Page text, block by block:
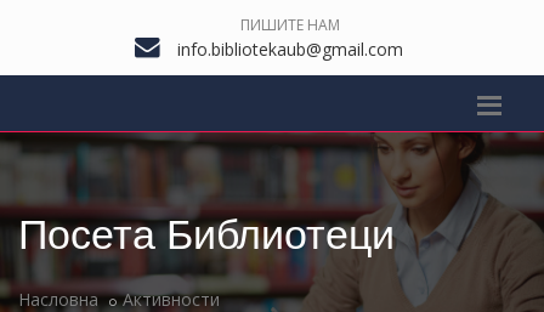
ПИШИТЕ НАМ
info.bibliotekaub@gmail.com
Посета Библиотеци
Насловна Активности